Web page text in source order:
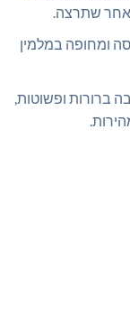
אחר שתרצה.
ומחופה במלמין
ברורות ופשוטות,